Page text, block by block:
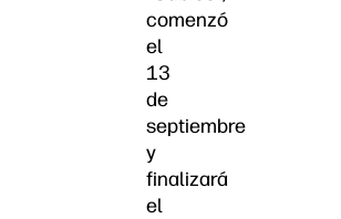
comenzó
el
13
de
septiembre
y
finalizará
el